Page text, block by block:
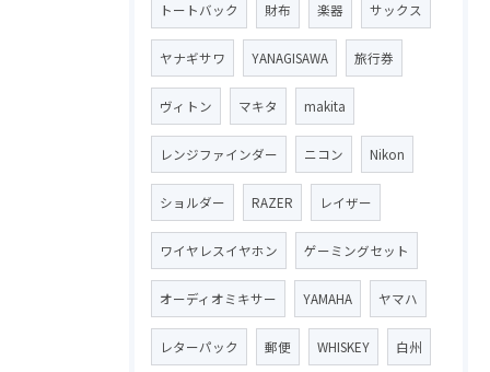
トートバック 財布 楽器 サックス
ヤナギサワ YANAGISAWA 旅行券
ヴィトン マキタ makita
レンジファインダー ニコン Nikon
ショルダー RAZER レイザー
ワイヤレスイヤホン ゲーミングセット
オーディオミキサー YAMAHA ヤマハ
レターパック 郵便 WHISKEY 白州